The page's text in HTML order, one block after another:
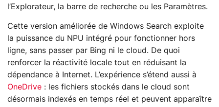
l’Explorateur, la barre de recherche ou les Paramètres.
Cette version améliorée de Windows Search exploite
la puissance du NPU intégré pour fonctionner hors
ligne, sans passer par Bing ni le cloud. De quoi
renforcer la réactivité locale tout en réduisant la
dépendance à Internet. L’expérience s’étend aussi à
OneDrive : les fichiers stockés dans le cloud sont
désormais indexés en temps réel et peuvent apparaître